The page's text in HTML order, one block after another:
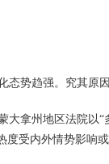
态势趋强。究其
大拿州地区法院
度受内外情势影